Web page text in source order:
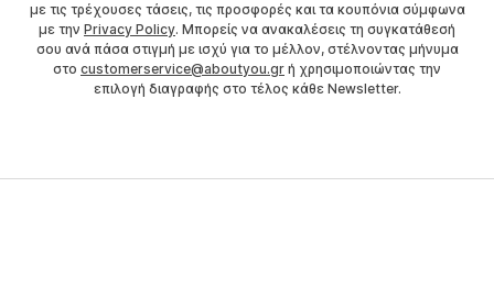
με τις τρέχουσες τάσεις, τις προσφορές και τα κουπόνια σύμφωνα
με την Privacy Policy. Μπορείς να ανακαλέσεις τη συγκατάθεσή
σου ανά πάσα στιγμή με ισχύ για το μέλλον, στέλνοντας μήνυμα
στο customerservice@aboutyou.gr ή χρησιμοποιώντας την
επιλογή διαγραφής στο τέλος κάθε Newsletter.